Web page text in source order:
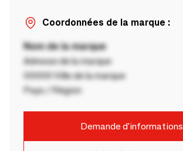
Coordonnées de la marque :
Nom de la marque
Adresse de la marque
00000 Ville de la marque
Pays / Région
Demande d'informations